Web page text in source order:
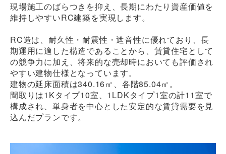
現場施工のばらつきを抑え、長期にわたり資産価値を
維持しやすいRC建築を実現します。
RC造は、耐久性・耐震性・遮音性に優れており、長
期運用に適した構造であることから、賃貸住宅として
の競争力に加え、将来的な売却時においても評価され
やすい建物仕様となっています。
建物の延床面積は340.16㎡、各階85.04㎡。
間取りは1Kタイプ10室、1LDKタイプ1室の計11室で
構成され、単身者を中心とした安定的な賃貸需要を見
込んだプランです。